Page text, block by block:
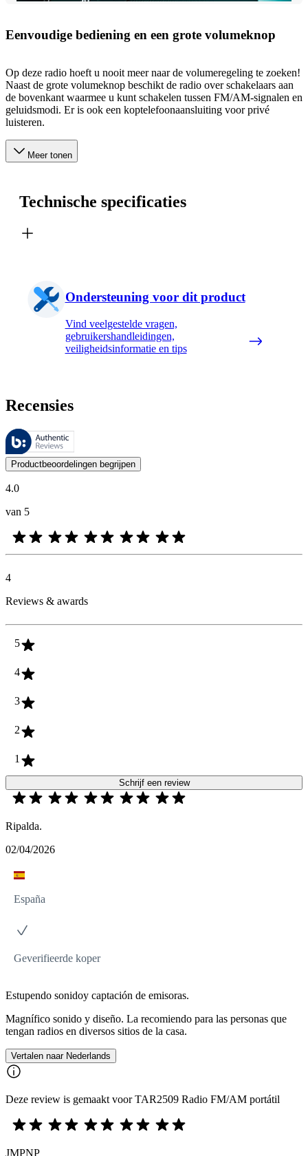
Eenvoudige bediening en een grote volumeknop
Op deze radio hoeft u nooit meer naar de volumeregeling te zoeken!
Naast de grote volumeknop beschikt de radio over schakelaars aan
de bovenkant waarmee u kunt schakelen tussen FM/AM-signalen en
geluidsmodi. Er is ook een koptelefoonaansluiting voor privé
luisteren.
Meer tonen
Technische specificaties
Ondersteuning voor dit product
Vind veelgestelde vragen,
gebruikershandleidingen,
veiligheidsinformatie en tips
Recensies
Deze beoordelingen worden beheerd door Bazaarvoice en voldoen
De mening van onze klanten is nuttig voor iedereen, of het nu een
Productbeoordelingen begrijpen
4.0
van 5
4
Reviews & awards
5
4
3
2
1
Schrijf een review
Ripalda.
02/04/2026
España
Geverifieerde koper
Estupendo sonidoy captación de emisoras.
Magnífico sonido y diseño. La recomiendo para las personas que
tengan radios en diversos sitios de la casa.
Vertalen naar Nederlands
Deze review is gemaakt voor TAR2509 Radio FM/AM portátil
JMPNP